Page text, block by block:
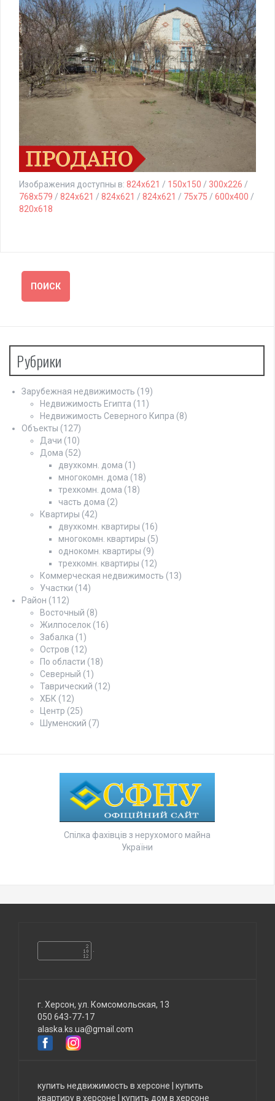
Изображения доступны в: 824x621 / 150x150 / 300x226 /
768x579 / 824x621 / 824x621 / 824x621 / 75x75 / 600x400 /
820x618
Рубрики
Зарубежная недвижимость (19)
Недвижимость Египта (11)
Недвижимость Северного Кипра (8)
Объекты (127)
Дачи (10)
Дома (52)
двухкомн. дома (1)
многокомн. дома (18)
трехкомн. дома (18)
часть дома (2)
Квартиры (42)
двухкомн. квартиры (16)
многокомн. квартиры (5)
однокомн. квартиры (9)
трехкомн. квартиры (12)
Коммерческая недвижимость (13)
Участки (14)
Район (112)
Восточный (8)
Жилпоселок (16)
Забалка (1)
Остров (12)
По области (18)
Северный (1)
Таврический (12)
ХБК (12)
Центр (25)
Шуменский (7)
Спілка фахівців з нерухомого майна
України
г. Херсон, ул. Комсомольская, 13
050 643-77-17
alaska.ks.ua@gmail.com
купить недвижимость в херсоне
купить
квартиру в херсоне
купить дом в херсоне